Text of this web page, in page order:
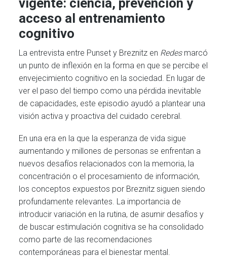
acceso al entrenamiento
cognitivo
La entrevista entre Punset y Breznitz en Redesmarcó
un punto de inflexión en la forma en que se percibe el
envejecimiento cognitivo en la sociedad. En lugar de
ver el paso del tiempo como una pérdida inevitable
de capacidades, este episodio ayudó a plantear una
visión activa y proactiva del cuidado cerebral.
En una era en la que la esperanza de vida sigue
aumentando y millones de personas se enfrentan a
nuevos desafíos relacionados con la memoria, la
concentración o el procesamiento de información,
los conceptos expuestos por Breznitz siguen siendo
profundamente relevantes. La importancia de
introducir variación en la rutina, de asumir desafíos y
de buscar estimulación cognitiva se ha consolidado
como parte de las recomendaciones
contemporáneas para el bienestar mental.